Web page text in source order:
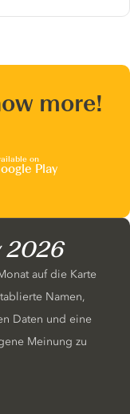
more!
on
Play
2026
auf die Karte
Namen,
Daten und eine
Meinung zu